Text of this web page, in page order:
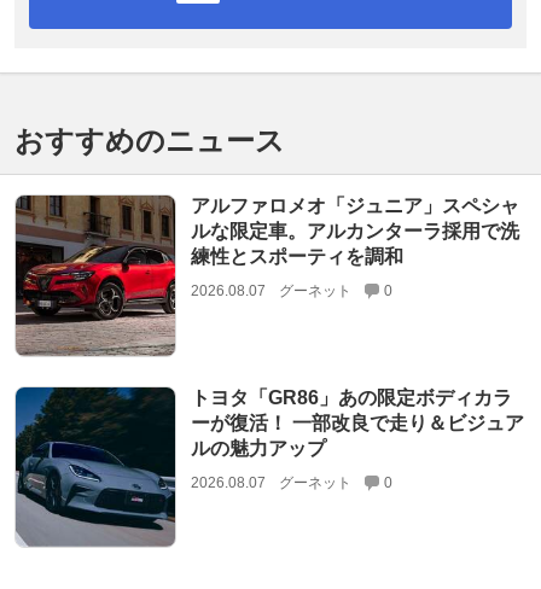
おすすめのニュース
アルファロメオ「ジュニア」スペシャ
ルな限定車。アルカンターラ採用で洗
練性とスポーティを調和
2026.08.07 グーネット 0
トヨタ「GR86」あの限定ボディカラ
ーが復活！ 一部改良で走り＆ビジュア
ルの魅力アップ
2026.08.07 グーネット 0